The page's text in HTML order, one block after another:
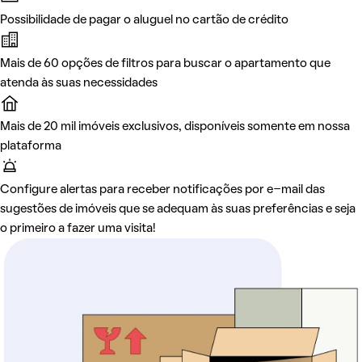
Possibilidade de pagar o aluguel no cartão de crédito
Mais de 60 opções de filtros para buscar o apartamento que
atenda às suas necessidades
Mais de 20 mil imóveis exclusivos, disponíveis somente em nossa
plataforma
Configure alertas para receber notificações por e-mail das
sugestões de imóveis que se adequam às suas preferências e seja
o primeiro a fazer uma visita!